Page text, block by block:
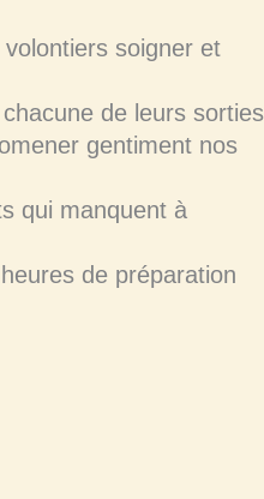
soigner et
de leurs
gentiment nos
qui manquent à
de préparation